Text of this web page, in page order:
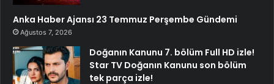
Anka Haber Ajansı 23 Temmuz Perşembe Gündemi
Ağustos 7, 2026
Doğanın Kanunu 7. bölüm Full HD izle!
Star TV Doğanın Kanunu son bölüm
tek parça izle!